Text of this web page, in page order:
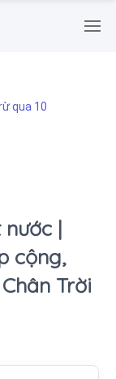
qua 10
|
cộng,
Trời